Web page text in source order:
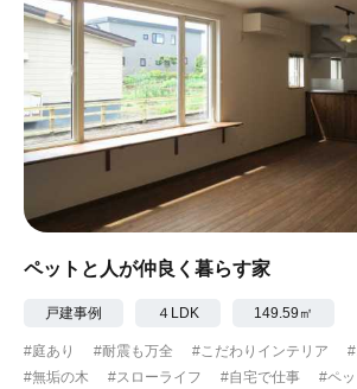
ペットと人が仲良く暮らす家
戸建事例 ４LDK 149.59㎡
#庭あり #耐震も万全 #こだわりインテリア
#無垢の木
#スローライフ #自宅で仕事 #ペ